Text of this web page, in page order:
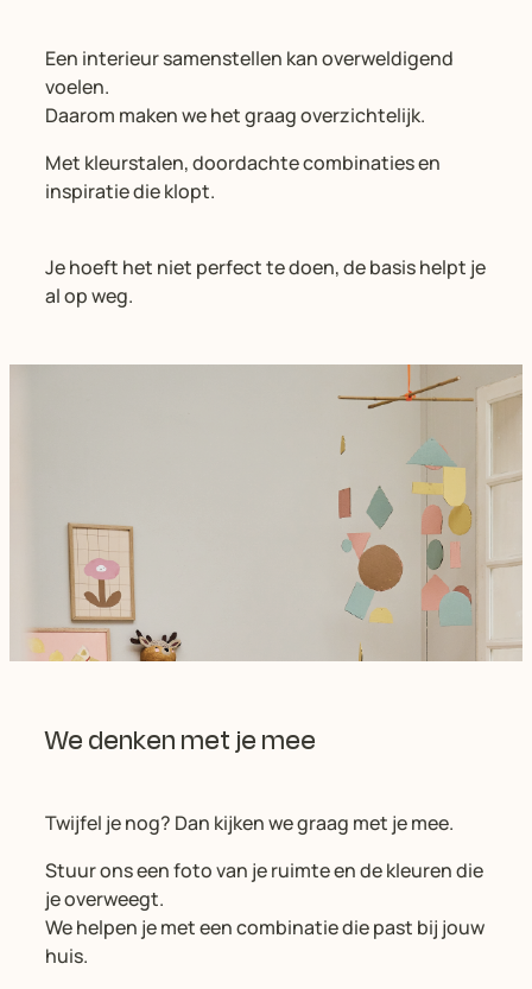
Een interieur samenstellen kan overweldigend
voelen.
Daarom maken we het graag overzichtelijk.
Met kleurstalen, doordachte combinaties en
inspiratie die klopt.
Je hoeft het niet perfect te doen, de basis helpt je
al op weg.
We denken met je mee
Twijfel je nog? Dan kijken we graag met je mee.
Stuur ons een foto van je ruimte en de kleuren die
je overweegt.
We helpen je met een combinatie die past bij jouw
huis.